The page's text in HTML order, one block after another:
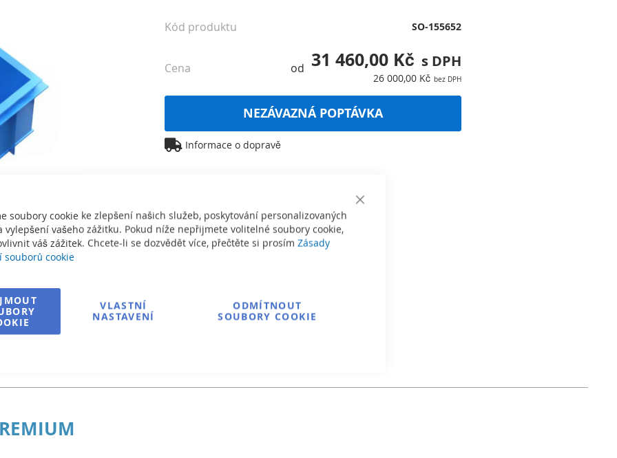
Close
soubory cookie ke zlepšení našich služeb, poskytování personalizovaných
vylepšení vašeho zážitku. Pokud níže nepřijmete volitelné soubory cookie,
váš zážitek. Chcete-li se dozvědět více, přečtěte si prosím Zásady
souborů cookie
VLASTNÍ
NASTAVENÍ
ODMÍTNOUT
SOUBORY COOKIE
31 460,00 Kč
26 000,00 Kč
Cena od
Kód produktu SO-155652
NEZÁVAZNÁ POPTÁVKA
Informace o dopravě